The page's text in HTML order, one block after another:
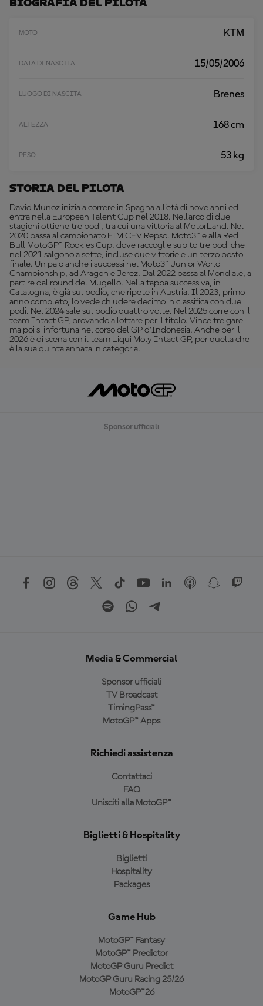
A
Biografia Del Pilota
MOTO KTM
DATA DI NASCITA 15/05/2006
LUOGO DI NASCITA Brenes
ALTEZZA 168 cm
PESO 53 kg
Storia Del Pilota
David Munoz inizia a correre in Spagna all’età di nove anni ed
entra nella European Talent Cup nel 2018. Nell'arco di due
stagioni ottiene tre podi, tra cui una vittoria al MotorLand. Nel
2020 passa al campionato FIM CEV Repsol Moto3™ e alla Red
Bull MotoGP™ Rookies Cup, dove raccoglie subito tre podi che
nel 2021 salgono a sette, incluse due vittorie e un terzo posto
finale. Un paio anche i successi nel Moto3™ Junior World
Championship, ad Aragon e Jerez. Dal 2022 passa al Mondiale, a
partire dal round del Mugello. Nella tappa successiva, in
Catalogna, è già sul podio, che ripete in Austria. Il 2023, primo
anno completo, lo vede chiudere decimo in classifica con due
podi. Nel 2024 sale sul podio quattro volte. Nel 2025 corre con il
team Intact GP, provando a lottare per il titolo. Vince tre gare
ma poi si infortuna nel corso del GP d'Indonesia. Anche per il
2026 è di scena con il team Liqui Moly Intact GP, per quella che
è la sua quinta annata in categoria.
Sponsor ufficiali
Media & Commercial
Sponsor ufficiali
TV Broadcast
TimingPass™
MotoGP™ Apps
Richiedi assistenza
Contattaci
FAQ
Unisciti alla MotoGP™
Biglietti & Hospitality
Biglietti
Hospitality
Packages
Game Hub
MotoGP™ Fantasy
MotoGP™ Predictor
MotoGP Guru Predict
MotoGP Guru Racing 25/26
MotoGP™26